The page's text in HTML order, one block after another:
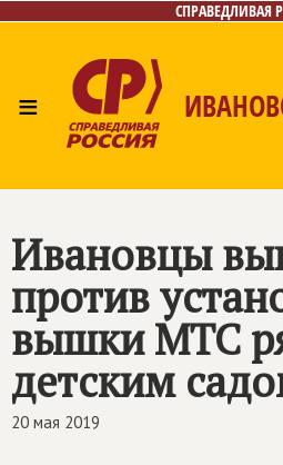
СПРАВЕДЛИВАЯ
≡
Ивановцы
против
вышки МТС
детским
20 мая 2019